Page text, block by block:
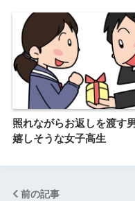
照れながらお返しを渡す
嬉しそうな女子高生
前の記事